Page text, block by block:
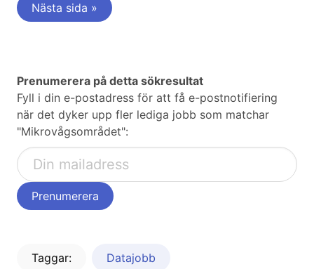
Nästa sida »
Prenumerera på detta sökresultat
Fyll i din e-postadress för att få e-postnotifiering
när det dyker upp fler lediga jobb som matchar
"Mikrovågsområdet":
Taggar: Datajobb